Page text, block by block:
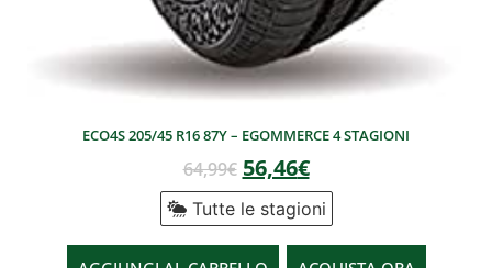
ECO4S 205/45 R16 87Y – EGOMMERCE 4 STAGIONI
64,99€ 56,46€
Tutte le stagioni